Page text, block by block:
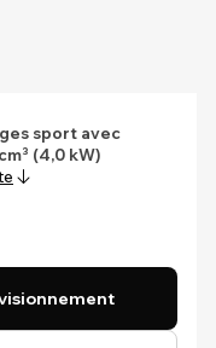
sport avec
(4,0 kW)